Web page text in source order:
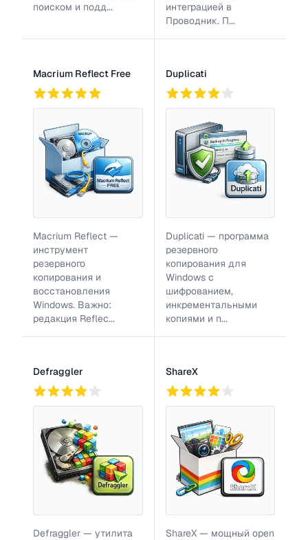
поиском и подд...
интеграцией в
Проводник. П...
Macrium Reflect Free
Macrium Reflect —
инструмент
резервного
копирования и
восстановления
Windows. Важно:
редакция Reflec...
Duplicati
Duplicati — программа
резервного
копирования для
Windows с
шифрованием,
инкрементальными
копиями и п...
Defraggler
Defraggler — утилита
ShareX
ShareX — мощный open